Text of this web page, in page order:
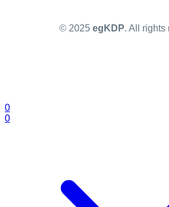
© 2025 egKDP. All rights
0
0